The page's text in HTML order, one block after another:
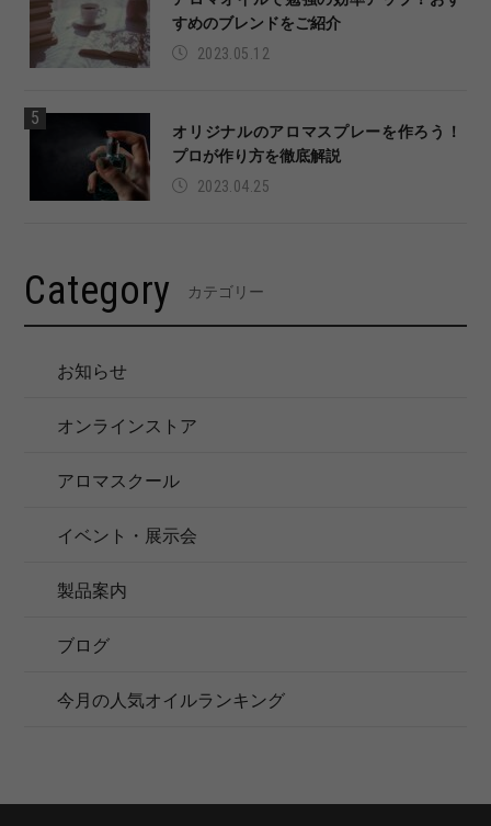
すめのブレンドをご紹介
2023.05.12
オリジナルのアロマスプレーを作ろう！
プロが作り方を徹底解説
2023.04.25
Category カテゴリー
お知らせ
オンラインストア
アロマスクール
イベント・展示会
製品案内
ブログ
今月の人気オイルランキング